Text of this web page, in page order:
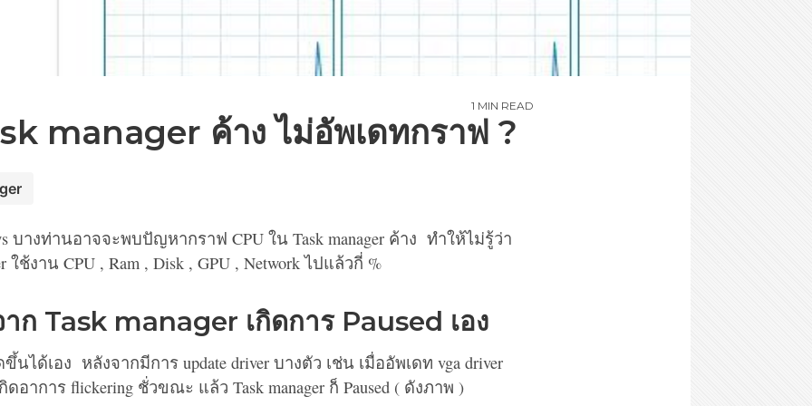
1 MIN READ
manager ค้าง ไม่อัพเดทกราฟ ?
บางท่านอาจจะพบปัญหากราฟ CPU ใน Task manager ค้าง ทำให้ไม่รู้ว่า
ใช้งาน CPU , Ram , Disk , GPU , Network ไปแล้วกี่ %
าก Task manager เกิดการ Paused เอง
นได้เอง หลังจากมีการ update driver บางตัว เช่น เมื่ออัพเดท vga driver
อาการ flickering ชั่วขณะ แล้ว Task manager ก็ Paused ( ดังภาพ )